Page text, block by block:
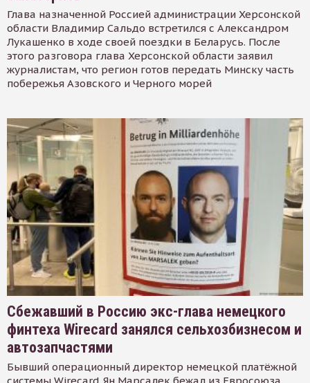
Глава назначенной Россией администрации Херсонской
области Владимир Сальдо встретился с Александром
Лукашенко в ходе своей поездки в Беларусь. После
этого разговора глава Херсонской области заявил
журналистам, что регион готов передать Минску часть
побережья Азовского и Черного морей
Сбежавший в Россию экс-глава немецкого
финтеха Wirecard занялся сельхозбизнесом и
автозапчастями
Бывший операционный директор немецкой платёжной
системы Wirecard Ян Марсалек бежал из Евросоюза